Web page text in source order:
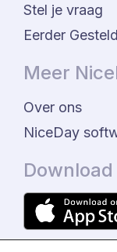
Stel je vraag
Eerder
Meer
Over ons
NiceDay